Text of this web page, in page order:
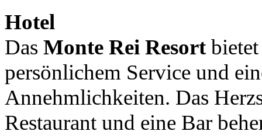
Hotel
Das Monte Rei Resortbietet
persönlichem Service und
Annehmlichkeiten. Das
Restaurant und eine Bar